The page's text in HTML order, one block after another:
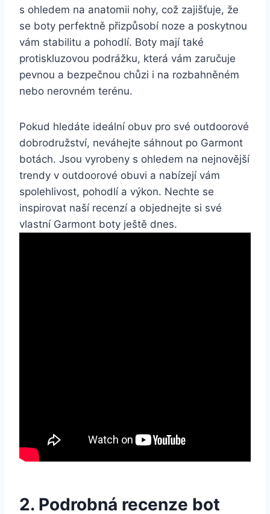
s ohledem na ​anatomii⁢ nohy, což zajišťuje, že
se boty perfektně přizpůsobí noze a poskytnou
vám stabilitu a​ pohodlí. Boty mají také
protiskluzovou podrážku,⁣ která vám zaručuje
pevnou a bezpečnou chůzi i na rozbahněném
nebo nerovném terénu.
Pokud hledáte⁤ ideální obuv pro ‌své outdoorové
dobrodružství,‍ neváhejte sáhnout po Garmont‍
botách. Jsou vyrobeny s ohledem na nejnovější
trendy v outdoorové obuvi a ​nabízejí vám
spolehlivost, pohodlí a výkon. Nechte se
inspirovat naší recenzí a objednejte ⁣si své⁢
vlastní Garmont ⁢boty ještě dnes.
2. Podrobná recenze bot